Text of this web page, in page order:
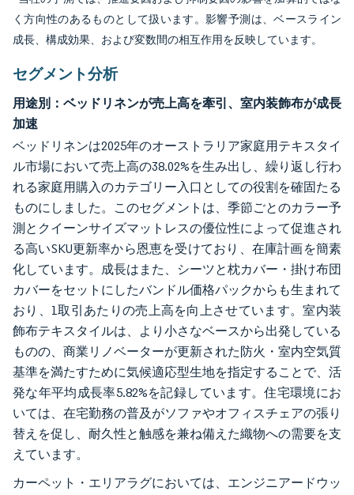
く方向性のあるものとして扱います。影響予測は、ベースライン
成長、構成効果、および変数間の相互作用を反映しています。
セグメント分析
用途別：ベッドリネンが売上高を牽引、室内装飾布が成長
加速
ベッドリネンは2025年のオーストラリア家庭用テキスタイ
ル市場において売上高の38.02%を生み出し、繰り返し行わ
れる家庭用購入のカテゴリー入口としての役割を確固たる
ものにしました。このセグメントは、季節ごとのカラー予
測とクイーンサイズマットレスの優位性によって促進され
る高いSKU更新率から恩恵を受けており、在庫計画を簡素
化しています。成長はまた、シーツと枕カバー・掛け布団
カバーをセットにしたバンドル価格パックからも生まれて
おり、1取引あたりの売上高を向上させています。室内装
飾布テキスタイルは、より小さなベースから出発している
ものの、商業リノベーターが更新された防火・室内空気質
基準を満たすために気候適応型生地を指定することで、活
発な年平均成長率5.82%を記録しています。住宅環境にお
いては、在宅勤務の普及がソファやオフィスチェアの張り
替えを促し、耐久性と触感を兼ね備えた織物への需要を支
えています。
カーペット・エリアラグにおいては、エンジニアードウッ